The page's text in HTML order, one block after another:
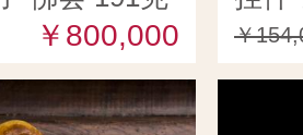
￥800,000 ￥